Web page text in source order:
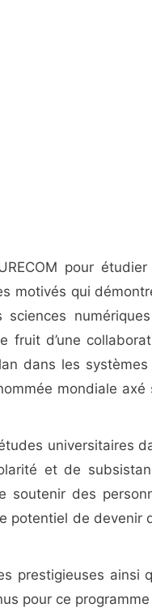
pour
motivés qui
fruit d’une
dans les
mondiale axé
universitaires
et de
soutenir des
potentiel de devenir
prestigieuses ainsi
pour ce